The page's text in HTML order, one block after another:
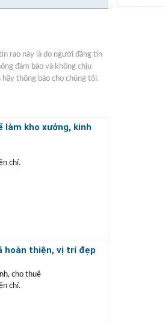
rao này là do người đăng tin
đảm bảo và không chịu
thông báo cho chúng tôi.
làm kho xưởng, kinh
chí.
yên tĩnh, đường thông
sinh hoạt, định cư lâu dài.
tục pháp lý, vay vốn
hoàn thiện, vị trí đẹp
cho thuê
chí.
Không gian xanh,
bộ, kết nối giao thông